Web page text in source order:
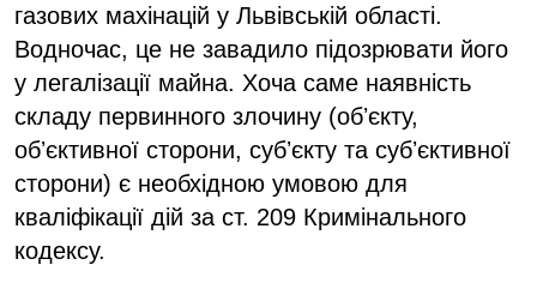
газових махінацій у Львівській області.
Водночас, це не завадило підозрювати його
у легалізації майна. Хоча саме наявність
складу первинного злочину (обʼєкту,
обʼєктивної сторони, субʼєкту та субʼєктивної
сторони) є необхідною умовою для
кваліфікації дій за ст. 209 Кримінального
кодексу.